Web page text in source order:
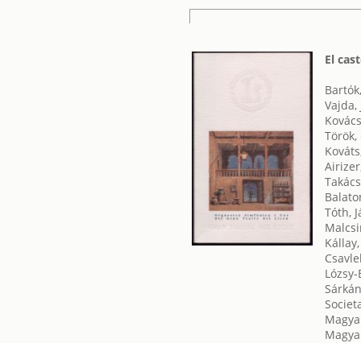
El
Vajda,
Török,
Tóth,